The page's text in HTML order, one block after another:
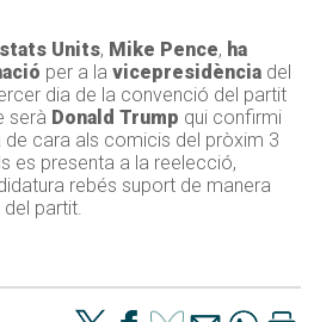
Units, Mike Pence, ha
per a lavicepresidència del
dia de la convenció del partit
serà Donald Trump qui confirmi
de cara als comicis del pròxim 3
es presenta a la reelecció,
rebés suport de manera
partit.